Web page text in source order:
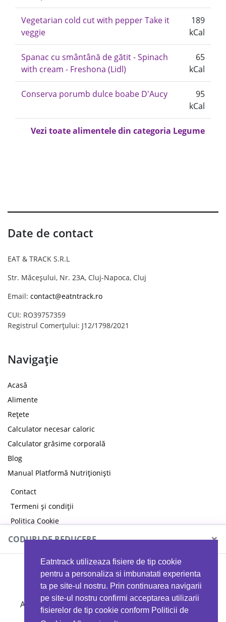
Eatntrack utilizeaza fisiere de tip cookie
pentru a personaliza si imbunatati experienta
ta pe site-ul nostru. Prin continuarea navigarii
pe site-ul nostru confirmi acceptarea utilizarii
fisierelor de tip cookie conform Politicii de
Vegetarian cold cut with pepper Take it
veggie
189
kCal
Spanac cu smântână de gătit - Spinach
with cream - Freshona (Lidl)
65
kCal
Conserva porumb dulce boabe D'Aucy
95
kCal
Vezi toate alimentele din categoria Legume
Date de contact
EAT & TRACK S.R.L
Str. Măceșului, Nr. 23A, Cluj-Napoca, Cluj
Email: contact@eatntrack.ro
CUI: RO39757359
Registrul Comerțului: J12/1798/2021
Navigație
Acasă
Alimente
Rețete
Calculator necesar caloric
Calculator grăsime corporală
Blog
Manual Platformă Nutriționiști
Contact
Termeni și condiții
Politica Cookie
Politica de confidențialitate
CODURI DE REDUCERE ×
MYPROTEIN
Ai 40%reducere la orice comandă folosind codul
EATTRACK